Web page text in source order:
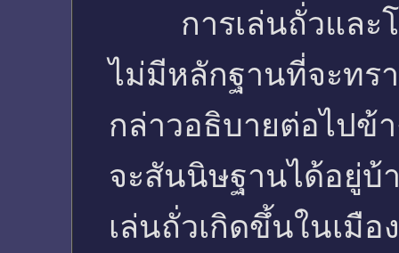
การเล่นถั่วและโป
ไม่มีหลักฐานที่จะทร
กล่าวอธิบายต่อไปข้
จะสันนิษฐานได้อยู่บ้
เล่นถั่วเกิดขึ้นในเมื